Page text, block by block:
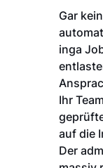
Gar
inga
Ihr
auf die
Der